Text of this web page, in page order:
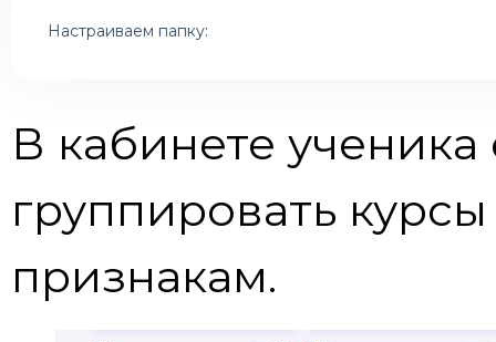
Настраиваем папку:
В кабинете
группировать
признакам.